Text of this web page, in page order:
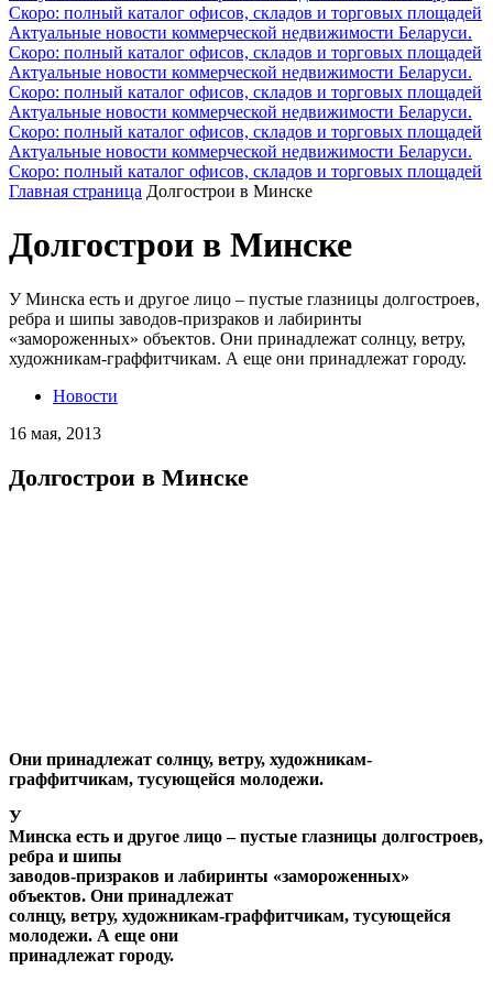
Скоро: полный каталог офисов, складов и торговых площадей
Актуальные новости коммерческой недвижимости Беларуси.
Скоро: полный каталог офисов, складов и торговых площадей
Актуальные новости коммерческой недвижимости Беларуси.
Скоро: полный каталог офисов, складов и торговых площадей
Актуальные новости коммерческой недвижимости Беларуси.
Скоро: полный каталог офисов, складов и торговых площадей
Актуальные новости коммерческой недвижимости Беларуси.
Скоро: полный каталог офисов, складов и торговых площадей
Главная страница Долгострои в Минске
Долгострои в Минске
У Минска есть и другое лицо – пустые глазницы долгостроев,
ребра и шипы заводов-призраков и лабиринты
«замороженных» объектов. Они принадлежат солнцу, ветру,
художникам-граффитчикам. А еще они принадлежат городу.
Новости
16 мая, 2013
Долгострои в Минске
Они принадлежат солнцу, ветру, художникам-
граффитчикам, тусующейся молодежи.
У
Минска есть и другое лицо – пустые глазницы долгостроев,
ребра и шипы
заводов-призраков и лабиринты «замороженных»
объектов. Они принадлежат
солнцу, ветру, художникам-граффитчикам, тусующейся
молодежи. А еще они
принадлежат городу.